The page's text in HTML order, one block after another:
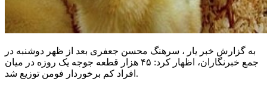
به گزارش خبر یار ، سرهنگ محسن جعفری بعد از ظهر دوشنبه در
جمع خبرنگاران، اظهار کرد: ۴۵ هزار قطعه جوجه یک روزه در میان
افراد کم برخوردار فومن توزیع شد.